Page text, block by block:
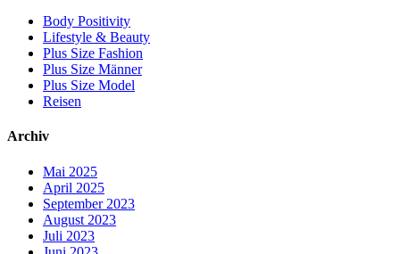
Body Positivity
Lifestyle & Beauty
Plus Size Fashion
Plus Size Männer
Plus Size Model
Reisen
Archiv
Mai 2025
April 2025
September 2023
August 2023
Juli 2023